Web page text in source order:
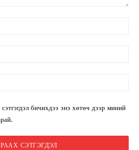
бичихдээ энэ хөтөч дээр миний